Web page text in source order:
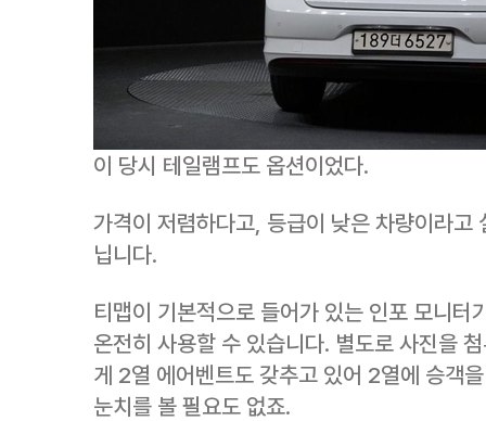
이 당시 테일램프도 옵션이었다.
가격이 저렴하다고, 등급이 낮은 차량이라고
닙니다.
티맵이 기본적으로 들어가 있는 인포 모니터
온전히 사용할 수 있습니다. 별도로 사진을
게 2열 에어벤트도 갖추고 있어 2열에 승객
눈치를 볼 필요도 없죠.